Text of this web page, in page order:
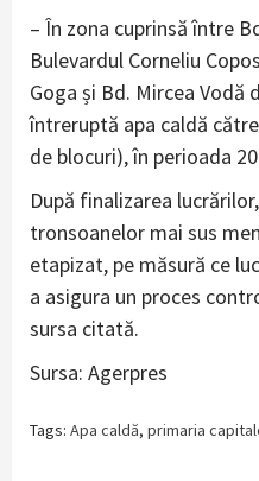
– În zona cuprinsă între
Bulevardul Corneliu
Goga și Bd. Mircea Vodă
întreruptă apa caldă
de blocuri), în perioada
După finalizarea
tronsoanelor mai sus
etapizat, pe măsură ce
a asigura un proces
sursa citată.
Sursa: Agerpres
Tags: Apa caldă, primaria